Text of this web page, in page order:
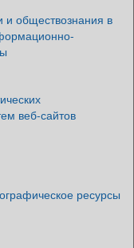
и обществознания в
веб-сайтов
ресурсы